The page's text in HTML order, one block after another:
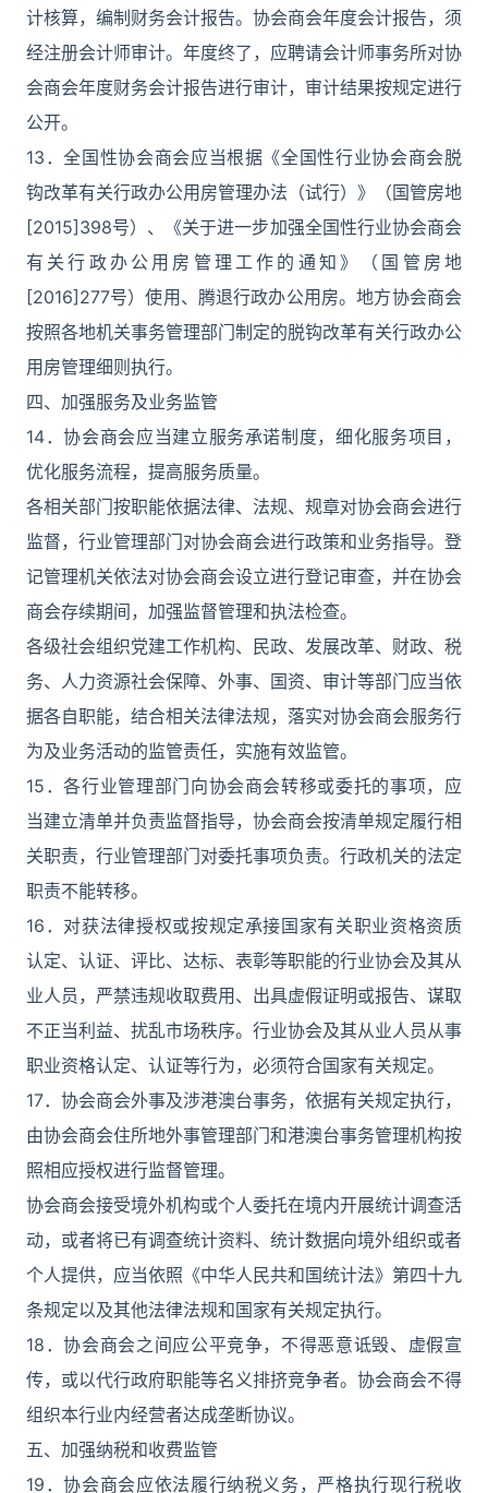
计核算，编制财务会计报告。协会商会年度会计报告，须
经注册会计师审计。年度终了，应聘请会计师事务所对协
会商会年度财务会计报告进行审计，审计结果按规定进行
公开。
13．全国性协会商会应当根据《全国性行业协会商会脱
钩改革有关行政办公用房管理办法（试行）》（国管房地
[2015]398号）、《关于进一步加强全国性行业协会商会
有关行政办公用房管理工作的通知》（国管房地
[2016]277号）使用、腾退行政办公用房。地方协会商会
按照各地机关事务管理部门制定的脱钩改革有关行政办公
用房管理细则执行。
四、加强服务及业务监管
14．协会商会应当建立服务承诺制度，细化服务项目，
优化服务流程，提高服务质量。
各相关部门按职能依据法律、法规、规章对协会商会进行
监督，行业管理部门对协会商会进行政策和业务指导。登
记管理机关依法对协会商会设立进行登记审查，并在协会
商会存续期间，加强监督管理和执法检查。
各级社会组织党建工作机构、民政、发展改革、财政、税
务、人力资源社会保障、外事、国资、审计等部门应当依
据各自职能，结合相关法律法规，落实对协会商会服务行
为及业务活动的监管责任，实施有效监管。
15．各行业管理部门向协会商会转移或委托的事项，应
当建立清单并负责监督指导，协会商会按清单规定履行相
关职责，行业管理部门对委托事项负责。行政机关的法定
职责不能转移。
16．对获法律授权或按规定承接国家有关职业资格资质
认定、认证、评比、达标、表彰等职能的行业协会及其从
业人员，严禁违规收取费用、出具虚假证明或报告、谋取
不正当利益、扰乱市场秩序。行业协会及其从业人员从事
职业资格认定、认证等行为，必须符合国家有关规定。
17．协会商会外事及涉港澳台事务，依据有关规定执行，
由协会商会住所地外事管理部门和港澳台事务管理机构按
照相应授权进行监督管理。
协会商会接受境外机构或个人委托在境内开展统计调查活
动，或者将已有调查统计资料、统计数据向境外组织或者
个人提供，应当依照《中华人民共和国统计法》第四十九
条规定以及其他法律法规和国家有关规定执行。
18．协会商会之间应公平竞争，不得恶意诋毁、虚假宣
传，或以代行政府职能等名义排挤竞争者。协会商会不得
组织本行业内经营者达成垄断协议。
五、加强纳税和收费监管
19．协会商会应依法履行纳税义务，严格执行现行税收